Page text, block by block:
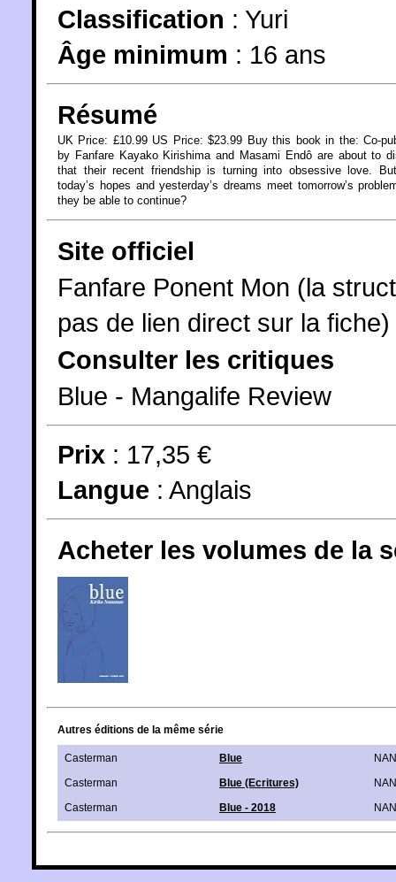
Classification : Yuri
Âge minimum : 16 ans
Résumé
UK Price: £10.99 US Price: $23.99 Buy this book in the: Co-
by Fanfare Kayako Kirishima and Masami Endô are about to
that their recent friendship is turning into obsessive love.
today’s hopes and yesterday’s dreams meet tomorrow’s
they be able to continue?
Site officiel
Fanfare Ponent Mon (la
pas de lien direct sur la fiche)
Consulter les critiques
Blue - Mangalife Review
Prix : 17,35 €
Langue : Anglais
Acheter les volumes de la
Autres éditions de la même série
Casterman Blue
Casterman
Blue (Ecritures)
Casterman
Blue - 2018